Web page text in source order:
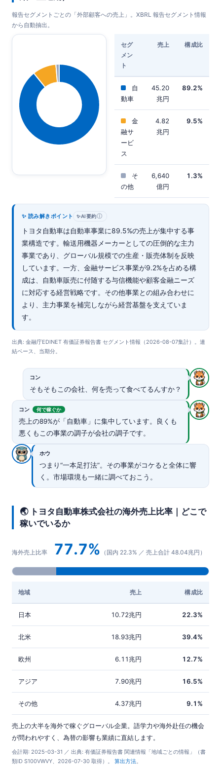
報告セグメントごとの「外部顧客への売上」。XBRL 報告セグメント情報
から自動抽出。
セグ
メン
ト
売上 構成比
自
動車
45.20
兆円
89.2%
金
融サ
ービ
ス
4.82
兆円
9.5%
そ
の他
6,640
億円
1.3%
✨ 読み解きポイント ✨AI要約ⓘ
トヨタ自動車は自動車事業に89.5%の売上が集中する事
業構造です。輸送用機器メーカーとしての圧倒的な主力
事業であり、グローバル規模での生産・販売体制を反映
しています。一方、金融サービス事業が9.2%を占める構
成は、自動車販売に付随する与信機能や顧客金融ニーズ
に対応する経営戦略です。その他事業との組み合わせに
より、主力事業を補完しながら経営基盤を支えていま
す。
出典: 金融庁EDINET 有価証券報告書 セグメント情報（2026-08-07集計）。連
結ベース、当期分。
コン
そもそもこの会社、何を売って食べてるんすか？
コン 何で稼ぐか
売上の89%が「自動車」に集中しています。良くも
悪くもこの事業の調子が会社の調子です。
ホウ
つまり“一本足打法”。その事業がコケると全体に響
く。市場環境も一緒に調べておこう。
🌏 トヨタ自動車株式会社の海外売上比率｜どこで
稼いでいるか
海外売上比率 77.7% （国内 22.3% ／ 売上合計 48.04兆円）
地域 売上 構成比
日本 10.72兆円 22.3%
北米 18.93兆円 39.4%
欧州 6.11兆円 12.7%
アジア 7.90兆円 16.5%
その他 4.37兆円 9.1%
売上の大半を海外で稼ぐグローバル企業。語学力や海外赴任の機会
が問われやすく、為替の影響も業績に直結します。
会計期: 2025-03-31 ／ 出典: 有価証券報告書 関連情報「地域ごとの情報」（書
類ID S100VWVY、2026-07-30 取得）。 算出方法